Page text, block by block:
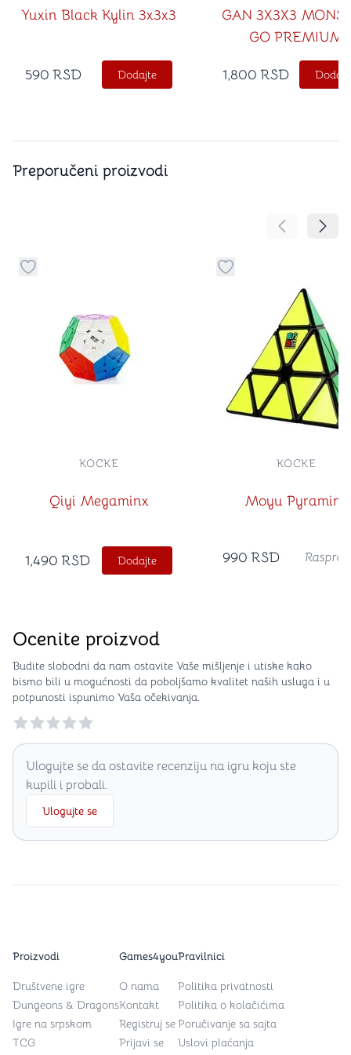
Yuxin Black Kylin 3x3x3
590 RSD Dodajte
GAN 3X3X3
GO PREMIUM
1,800 RSD
Preporučeni proizvodi
Pomeranje
Dugme za dodavanje stvari u kategoriju omiljeno
Qiyi Megaminx
KOCKE
1,490 RSD Dodajte
Dugme za dodavanje
Moyu Pyraminx
KOCKE
990 RSD
Ocenite proizvod
Budite slobodni da nam ostavite Vaše mišljenje i utiske kako
bismo bili u mogućnosti da poboljšamo kvalitet naših usluga i u
potpunosti ispunimo Vaša očekivanja.
Reviews
Ulogujte se da ostavite recenziju na igru koju ste
kupili i probali.
Ulogujte se
Proizvodi
Društvene igre
Dungeons & Dragons
Igre na srpskom
TCG
Games4you
O nama
Kontakt
Registruj se
Prijavi se
Pravilnici
Politika privatnosti
Politika o kolačićima
Poručivanje sa sajta
Uslovi plaćanja